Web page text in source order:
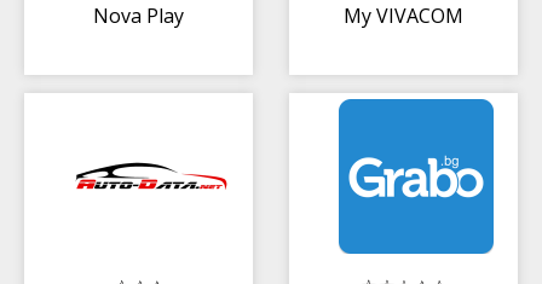
Nova Play My VIVACOM